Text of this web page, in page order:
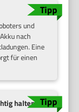
und
nach
Eine
für einen
halten